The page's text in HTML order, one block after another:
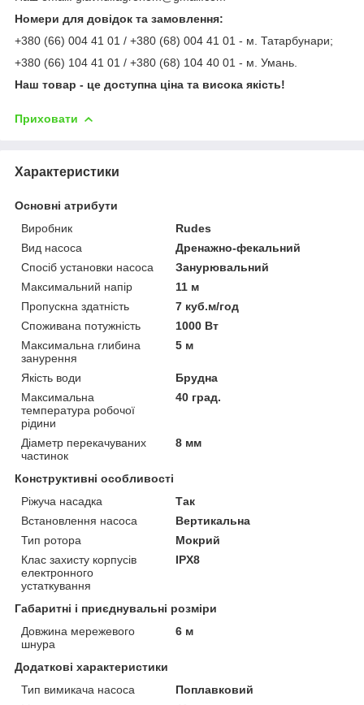
Номери для довідок та замовлення:
+380 (66) 004 41 01 / +380 (68) 004 41 01 - м. Татарбунари;
+380 (66) 104 41 01 / +380 (68) 104 40 01 - м. Умань.
Наш товар - це доступна ціна та висока якість!
Приховати
Характеристики
Основні атрибути
Виробник
Rudes
Вид насоса
Дренажно-фекальний
Спосіб установки насоса
Занурювальний
Максимальний напір
11 м
Пропускна здатність
7 куб.м/год
Споживана потужність
1000 Вт
Максимальна глибина
занурення
5 м
Якість води
Брудна
Максимальна
температура робочої
рідини
40 град.
Діаметр перекачуваних
частинок
8 мм
Конструктивні особливості
Ріжуча насадка
Так
Встановлення насоса
Вертикальна
Тип ротора
Мокрий
Клас захисту корпусів
електронного
устаткування
IPX8
Габаритні і приєднувальні розміри
Довжина мережевого
шнура
6 м
Додаткові характеристики
Тип вимикача насоса
Поплавковий